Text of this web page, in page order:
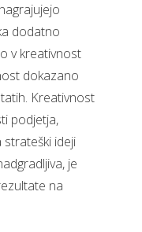
dodatno
v kreativnost
dokazano
Kreativnost
podjetja,
ideji
je
na